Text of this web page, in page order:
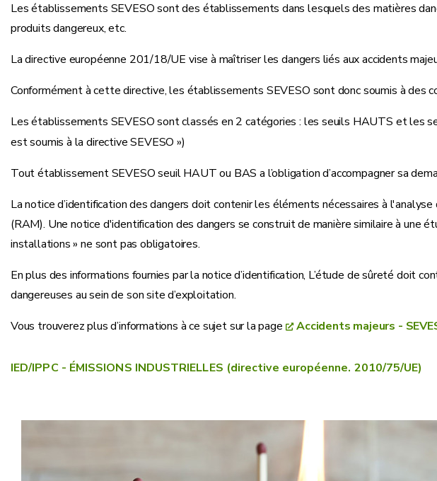
Les établissements SEVESO sont des établissements dans lesquels des matières
produits dangereux, etc.
La directive européenne 201/18/UE vise à maîtriser les dangers liés aux accidents
Conformément à cette directive, les établissements SEVESO sont donc soumis à des
Les établissements SEVESO sont classés en 2 catégories : les seuils HAUTS et les
est soumis à la directive SEVESO »)
Tout établissement SEVESO seuil HAUT ou BAS a l’obligation d’accompagner sa
La notice d’identification des dangers doit contenir les éléments nécessaires à
(RAM). Une notice d'identification des dangers se construit de manière similaire à une
installations » ne sont pas obligatoires.
En plus des informations fournies par la notice d’identification, L’étude de sûreté doit
dangereuses au sein de son site d’exploitation.
Vous trouverez plus d’informations à ce sujet sur la page
Accidents majeurs -
IED/IPPC - ÉMISSIONS INDUSTRIELLES (directive européenne. 2010/75/UE)